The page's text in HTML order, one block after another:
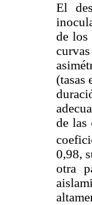
El
de los
(tasas
de las
0,98,
otra